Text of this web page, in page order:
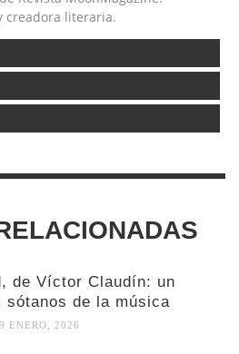
creadora literaria.
de Víctor Claudín: un
de la música
ENERO, 2026